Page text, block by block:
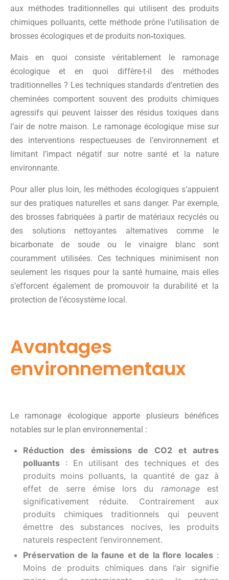
aux méthodes traditionnelles qui utilisent des produits
chimiques polluants, cette méthode prône l’utilisation de
brosses écologiques et de produits non‑toxiques.
Mais en quoi consiste véritablement le ramonage
écologique et en quoi diffère-t-il des méthodes
traditionnelles ? Les techniques standards d’entretien des
cheminées comportent souvent des produits chimiques
agressifs qui peuvent laisser des résidus toxiques dans
l’air de notre maison. Le ramonage écologique mise sur
des interventions respectueuses de l’environnement et
limitant l’impact négatif sur notre santé et la nature
environnante.
Pour aller plus loin, les méthodes écologiques s’appuient
sur des pratiques naturelles et sans danger. Par exemple,
des brosses fabriquées à partir de matériaux recyclés ou
des solutions nettoyantes alternatives comme le
bicarbonate de soude ou le vinaigre blanc sont
couramment utilisées. Ces techniques minimisent non
seulement les risques pour la santé humaine, mais elles
s’efforcent également de promouvoir la durabilité et la
protection de l’écosystème local.
Avantages
environnementaux
Le ramonage écologique apporte plusieurs bénéfices
notables sur le plan environnemental :
Réduction des émissions de CO2 et autres
polluants : En utilisant des techniques et des
produits moins polluants, la quantité de gaz à
effet de serre émise lors du ramonageest
significativement réduite. Contrairement aux
produits chimiques traditionnels qui peuvent
émettre des substances nocives, les produits
naturels respectent l’environnement.
Préservation de la faune et de la flore locales:
Moins de produits chimiques dans l’air signifie